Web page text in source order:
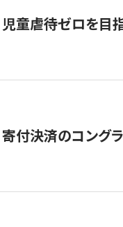
児童虐待ゼロを目
寄付決済のコング